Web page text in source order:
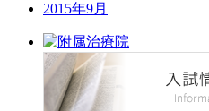
2015年9月